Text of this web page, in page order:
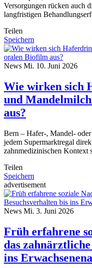
Versorgungen rücken auch
langfristigen
Teilen
Speichern
News Mi. 10. Juni 2026
Wie wirken sich
und
aus?
Bern – Hafer-, Mandel-
jedem Supermarktregal
zahnmedizinischen Kontext
Teilen
Speichern
advertisement
News Mi. 3. Juni 2026
Früh erfahrene
das
ins